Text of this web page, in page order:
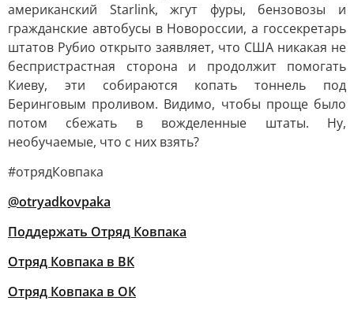
американский Starlink, жгут фуры, бензовозы и
гражданские автобусы в Новороссии, а госсекретарь
штатов Рубио открыто заявляет, что США никакая не
беспристрастная сторона и продолжит помогать
Киеву, эти собираются копать тоннель под
Беринговым проливом. Видимо, чтобы проще было
потом сбежать в вожделенные штаты. Ну,
необучаемые, что с них взять?
#отрядКовпака
@otryadkovpaka
Поддержать Отряд Ковпака
Отряд Ковпака в ВК
Отряд Ковпака в ОК